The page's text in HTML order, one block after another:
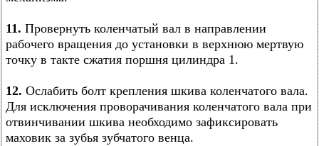
11. Провернуть коленчатый вал в направлении
рабочего вращения до установки в верхнюю мертвую
точку в такте сжатия поршня цилиндра 1.
12. Ослабить болт крепления шкива коленчатого вала.
Для исключения проворачивания коленчатого вала при
отвинчивании шкива необходимо зафиксировать
маховик за зубья зубчатого венца.